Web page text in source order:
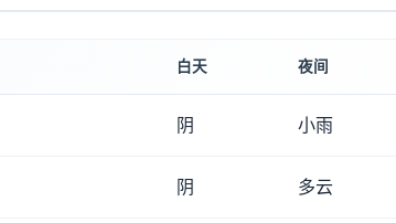
白天 夜间
阴 小雨
阴 多云